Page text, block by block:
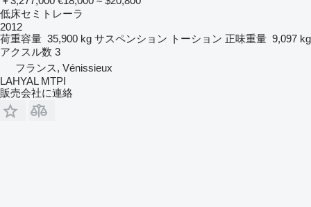
低床セミトレーラ
2012
荷重容量 35,900 kg サスペンション トーション 正味重量 9,097 kg
アクスル数 3
フランス, Vénissieux
LAHYAL MTPI
販売会社に連絡